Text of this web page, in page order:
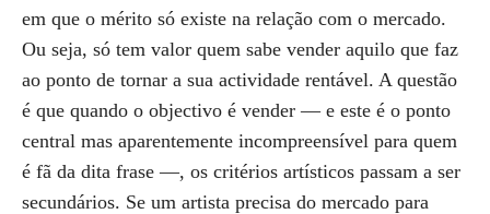
em que o mérito só existe na relação com o mercado.
Ou seja, só tem valor quem sabe vender aquilo que faz
ao ponto de tornar a sua actividade rentável. A questão
é que quando o objectivo é vender — e este é o ponto
central mas aparentemente incompreensível para quem
é fã da dita frase —, os critérios artísticos passam a ser
secundários. Se um artista precisa do mercado para